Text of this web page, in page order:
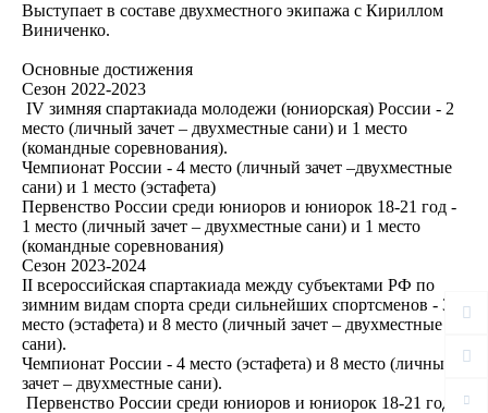
Выступает в составе двухместного экипажа с Кириллом
Виниченко.
Основные достижения
Сезон 2022-2023
IV зимняя спартакиада молодежи (юниорская) России - 2
место (личный зачет – двухместные сани) и 1 место
(командные соревнования).
Чемпионат России - 4 место (личный зачет –двухместные
сани) и 1 место (эстафета)
Первенство России среди юниоров и юниорок 18-21 год -
1 место (личный зачет – двухместные сани) и 1 место
(командные соревнования)
Сезон 2023-2024
II всероссийская спартакиада между субъектами РФ по
зимним видам спорта среди сильнейших спортсменов - 3
место (эстафета) и 8 место (личный зачет – двухместные
сани).
Чемпионат России - 4 место (эстафета) и 8 место (личный
зачет – двухместные сани).
Первенство России среди юниоров и юниорок 18-21 год –